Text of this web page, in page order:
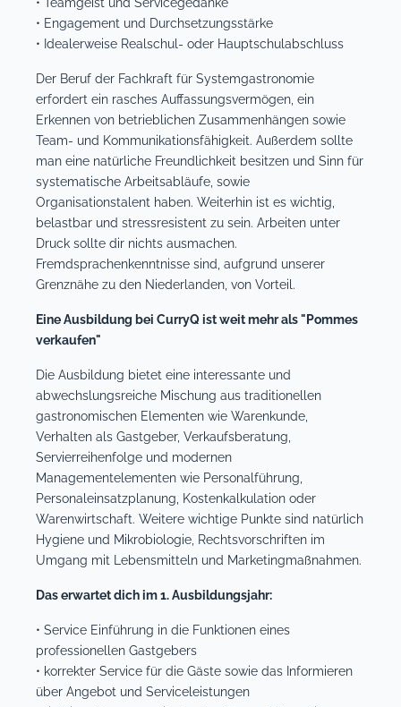
• Engagement und Durchsetzungsstärke
• Idealerweise Realschul- oder Hauptschulabschluss
Der Beruf der Fachkraft für Systemgastronomie
erfordert ein rasches Auffassungsvermögen, ein
Erkennen von betrieblichen Zusammenhängen sowie
Team- und Kommunikationsfähigkeit. Außerdem sollte
man eine natürliche Freundlichkeit besitzen und Sinn für
systematische Arbeitsabläufe, sowie
Organisationstalent haben. Weiterhin ist es wichtig,
belastbar und stressresistent zu sein. Arbeiten unter
Druck sollte dir nichts ausmachen.
Fremdsprachenkenntnisse sind, aufgrund unserer
Grenznähe zu den Niederlanden, von Vorteil.
Eine Ausbildung bei CurryQ ist weit mehr als "Pommes
verkaufen"
Die Ausbildung bietet eine interessante und
abwechslungsreiche Mischung aus traditionellen
gastronomischen Elementen wie Warenkunde,
Verhalten als Gastgeber, Verkaufsberatung,
Servierreihenfolge und modernen
Managementelementen wie Personalführung,
Personaleinsatzplanung, Kostenkalkulation oder
Warenwirtschaft. Weitere wichtige Punkte sind natürlich
Hygiene und Mikrobiologie, Rechtsvorschriften im
Umgang mit Lebensmitteln und Marketingmaßnahmen.
Das erwartet dich im 1. Ausbildungsjahr:
• Service Einführung in die Funktionen eines
professionellen Gastgebers
• korrekter Service für die Gäste sowie das Informieren
über Angebot und Serviceleistungen